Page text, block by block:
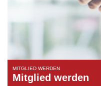
MITGLIED WERDEN
Mitglied werden